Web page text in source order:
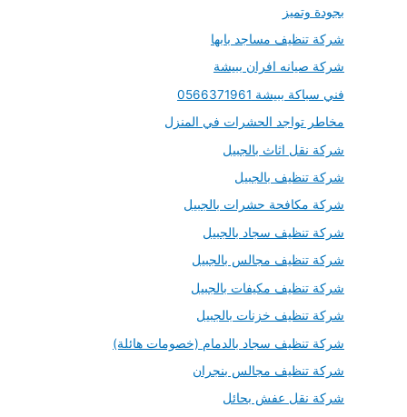
بجودة وتميز
شركة تنظيف مساجد بابها
شركة صيانه افران ببيشة
فني سباكة ببيشة 0566371961
مخاطر تواجد الحشرات في المنزل
شركة نقل اثاث بالجبيل
شركة تنظيف بالجبيل
شركة مكافحة حشرات بالجبيل
شركة تنظيف سجاد بالجبيل
شركة تنظيف مجالس بالجبيل
شركة تنظيف مكيفات بالجبيل
شركة تنظيف خزنات بالجبيل
شركة تنظيف سجاد بالدمام (خصومات هائلة)
شركة تنظيف مجالس بنجران
شركة نقل عفش بحائل